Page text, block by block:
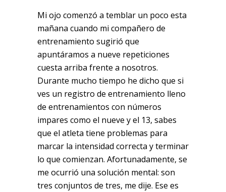
Mi ojo comenzó a temblar un poco esta
mañana cuando mi compañero de
entrenamiento sugirió que
apuntáramos a nueve repeticiones
cuesta arriba frente a nosotros.
Durante mucho tiempo he dicho que si
ves un registro de entrenamiento lleno
de entrenamientos con números
impares como el nueve y el 13, sabes
que el atleta tiene problemas para
marcar la intensidad correcta y terminar
lo que comienzan. Afortunadamente, se
me ocurrió una solución mental: son
tres conjuntos de tres, me dije. Ese es